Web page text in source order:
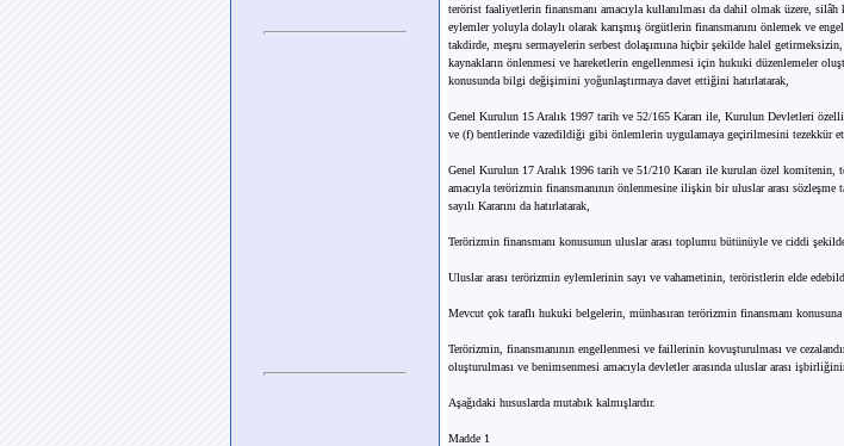
terörist faaliyetlerin finansmanı amacıyla kullanılması da dahil olmak üzere,
eylemler yoluyla dolaylı olarak karışmış örgütlerin finansmanını önlemek ve
takdirde, meşru sermayelerin serbest dolaşımına hiçbir şekilde halel
kaynakların önlenmesi ve hareketlerin engellenmesi için hukuki düzenlemeler
konusunda bilgi değişimini yoğunlaştırmaya davet ettiğini hatırlatarak,
Genel Kurulun 15 Aralık 1997 tarih ve 52/165 Kararı ile, Kurulun Devletleri
ve (f) bentlerinde vazedildiği gibi önlemlerin uygulamaya geçirilmesini tezekkür
Genel Kurulun 17 Aralık 1996 tarih ve 51/210 Kararı ile kurulan özel komitenin,
amacıyla terörizmin finansmanının önlenmesine ilişkin bir uluslar arası sözleşme
sayılı Kararını da hatırlatarak,
Terörizmin finansmanı konusunun uluslar arası toplumu bütünüyle ve ciddi
Uluslar arası terörizmin eylemlerinin sayı ve vahametinin, teröristlerin elde
Mevcut çok taraflı hukuki belgelerin, münhasıran terörizmin finansmanı
Terörizmin, finansmanının engellenmesi ve faillerinin kovuşturulması ve
oluşturulması ve benimsenmesi amacıyla devletler arasında uluslar arası
Aşağıdaki hususlarda mutabık kalmışlardır.
Madde 1